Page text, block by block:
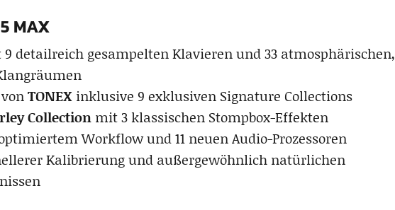
MAX
detailreich gesampelten Klavieren und 33 atmosphärischen,
TONEX inklusive 9 exklusiven Signature Collections
Collection mit 3 klassischen Stompbox-Effekten
Workflow und 11 neuen Audio-Prozessoren
Kalibrierung und außergewöhnlich natürlichen